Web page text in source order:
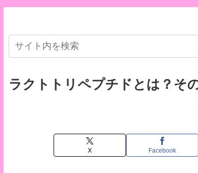
ラクトトリペプチドとは？そ
X Facebook